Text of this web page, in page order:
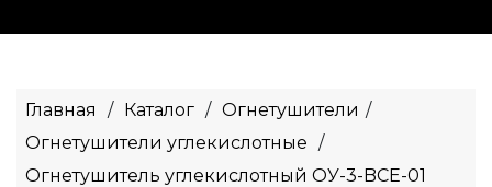
Главная / Каталог / Огнетушители /
Огнетушители углекислотные /
Огнетушитель углекислотный ОУ-3-BCE-01